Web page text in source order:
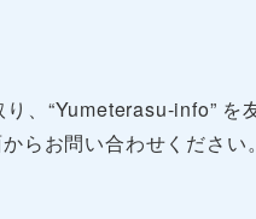
、“Yumeterasu-info” を
らお問い合わせください。